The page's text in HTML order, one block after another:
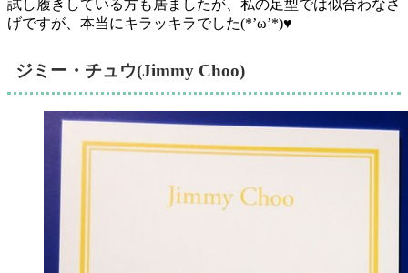
試し履きしている方も居ましたが、私の足型では似合わなさ
げですが、本当にキラッキラでした(*’ω’*)♥
ジミー・チュウ(Jimmy Choo)